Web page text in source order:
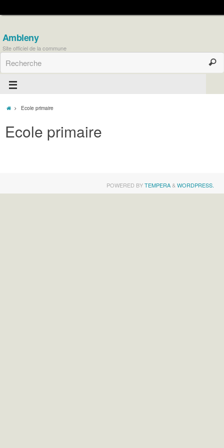
Ambleny
Site officiel de la commune
Ecole primaire
Ecole primaire
POWERED BYTEMPERA& WORDPRESS.